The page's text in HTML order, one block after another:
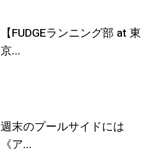
【FUDGEランニング部 at 東
京...
週末のプールサイドには
《ア...